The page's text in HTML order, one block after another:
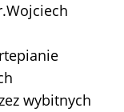
wybitnych